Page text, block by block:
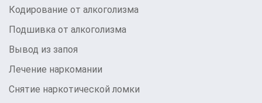
Кодирование от алкоголизма
Подшивка от алкоголизма
Вывод из запоя
Лечение наркомании
Снятие наркотической ломки